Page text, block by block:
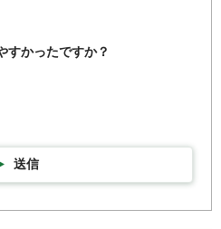
すかったですか？
送信